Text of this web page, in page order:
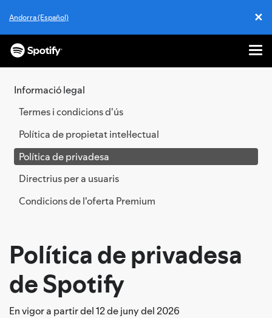
Andorra (Español)
✕
CONTINGUT
Informació legal
Termes i condicions d'ús
Política de propietat intel·lectual
Política de privadesa
Directrius per a usuaris
Condicions de l'oferta Premium
Política de privadesa
de Spotify
En vigor a partir del 12 de juny del 2026